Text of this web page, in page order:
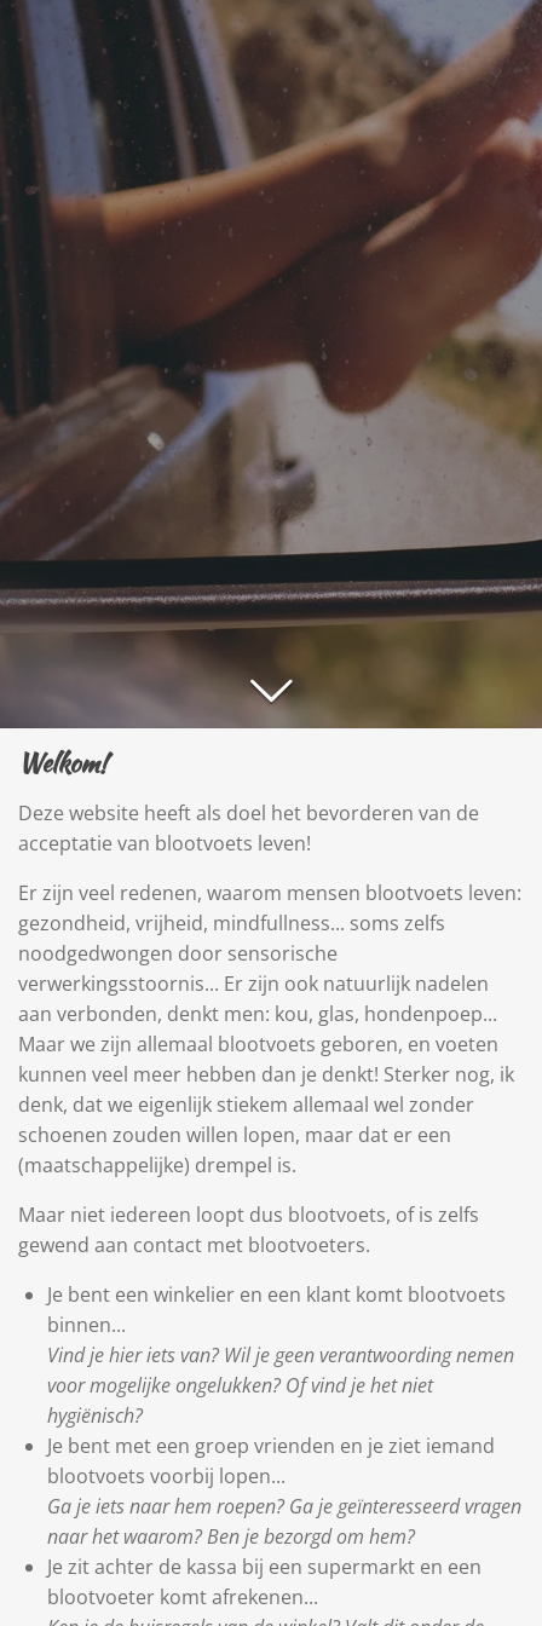
Welkom!
Deze website heeft als doel het bevorderen van de
acceptatie van blootvoets leven!
Er zijn veel redenen, waarom mensen blootvoets leven:
gezondheid, vrijheid, mindfullness... soms zelfs
noodgedwongen door sensorische
verwerkingsstoornis... Er zijn ook natuurlijk nadelen
aan verbonden, denkt men: kou, glas, hondenpoep...
Maar we zijn allemaal blootvoets geboren, en voeten
kunnen veel meer hebben dan je denkt! Sterker nog, ik
denk, dat we eigenlijk stiekem allemaal wel zonder
schoenen zouden willen lopen, maar dat er een
(maatschappelijke) drempel is.
Maar niet iedereen loopt dus blootvoets, of is zelfs
gewend aan contact met blootvoeters.
Je bent een winkelier en een klant komt blootvoets
binnen...
Vind je hier iets van? Wil je geen verantwoording nemen
voor mogelijke ongelukken? Of vind je het niet
hygiënisch?
Je bent met een groep vrienden en je ziet iemand
blootvoets voorbij lopen...
Ga je iets naar hem roepen? Ga je geïnteresseerd vragen
naar het waarom? Ben je bezorgd om hem?
Je zit achter de kassa bij een supermarkt en een
blootvoeter komt afrekenen...